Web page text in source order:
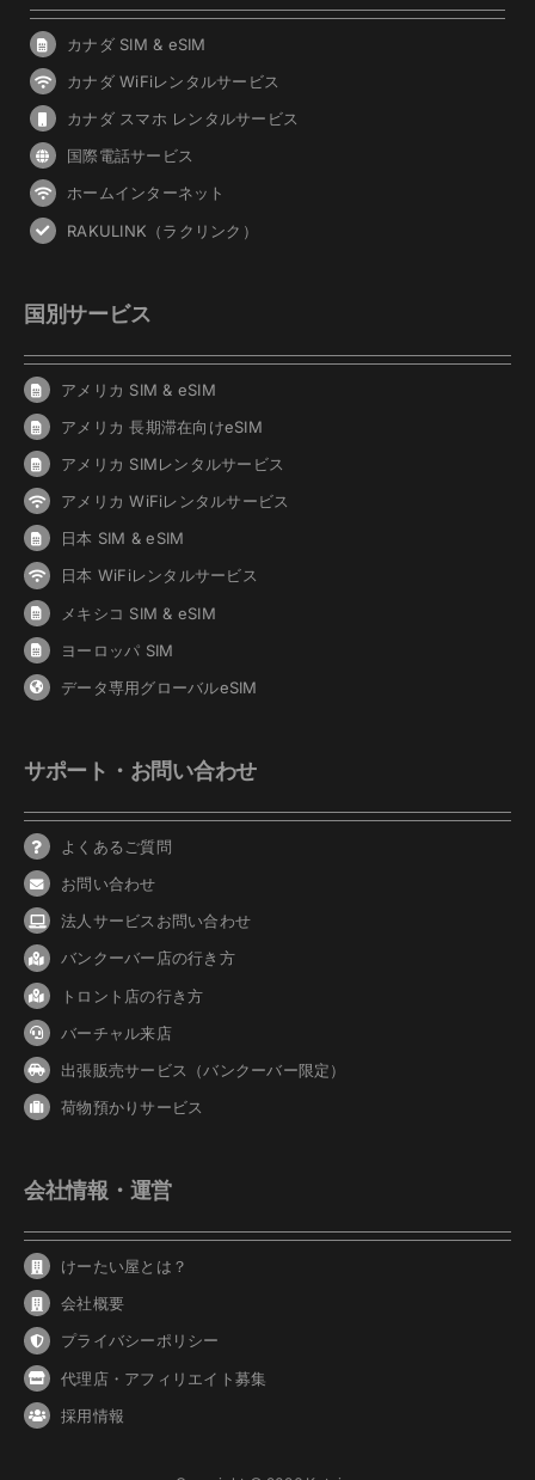
カナダ SIM & eSIM
カナダ WiFiレンタルサービス
カナダ スマホ レンタルサービス
国際電話サービス
ホームインターネット
RAKULINK（ラクリンク）
国別サービス
アメリカ SIM & eSIM
アメリカ 長期滞在向けeSIM
アメリカ SIMレンタルサービス
アメリカ WiFiレンタルサービス
日本 SIM & eSIM
日本 WiFiレンタルサービス
メキシコ SIM & eSIM
ヨーロッパ SIM
データ専用グローバルeSIM
サポート・お問い合わせ
よくあるご質問
お問い合わせ
法人サービスお問い合わせ
バンクーバー店の行き方
トロント店の行き方
バーチャル来店
出張販売サービス（バンクーバー限定）
荷物預かりサービス
会社情報・運営
けーたい屋とは？
会社概要
プライバシーポリシー
代理店・アフィリエイト募集
採用情報